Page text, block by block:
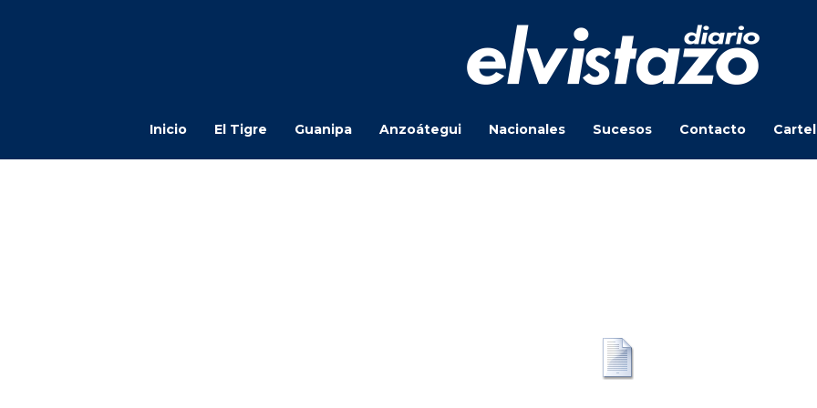
Inicio El Tigre Guanipa Anzoátegui Nacionales Sucesos Contacto